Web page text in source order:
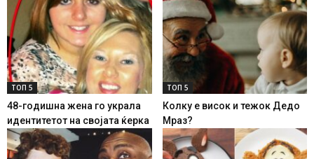
ТОП 5
48-годишна жена го украла
идентитетот на својата ќерка
ТОП 5
Колку е висок и тежок Дедо
Мраз?